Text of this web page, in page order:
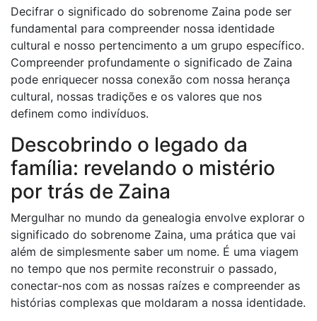
Decifrar o significado do sobrenome Zaina pode ser
fundamental para compreender nossa identidade
cultural e nosso pertencimento a um grupo específico.
Compreender profundamente o significado de Zaina
pode enriquecer nossa conexão com nossa herança
cultural, nossas tradições e os valores que nos
definem como indivíduos.
Descobrindo o legado da
família: revelando o mistério
por trás de Zaina
Mergulhar no mundo da genealogia envolve explorar o
significado do sobrenome Zaina, uma prática que vai
além de simplesmente saber um nome. É uma viagem
no tempo que nos permite reconstruir o passado,
conectar-nos com as nossas raízes e compreender as
histórias complexas que moldaram a nossa identidade.